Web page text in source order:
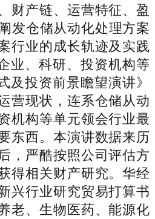
财产链、运营特征、盈
发仓储从动化处理方案
行业的成长轨迹及实践
业、科研、投资机构等
投资前景瞻望演讲》
营现状，连系仓储从动
机构等单元领会行业最
东西。本演讲数据来历
，严酷按照公司评估方
得相关财产研究。华经
兴行业研究贸易打算书
老、生物医药、能源化